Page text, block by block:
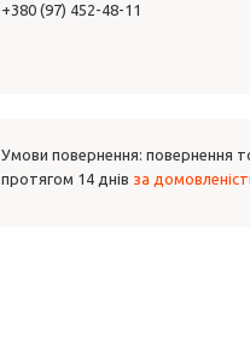
+380 (97) 452-48-11
повернення
протягом 14 днів за